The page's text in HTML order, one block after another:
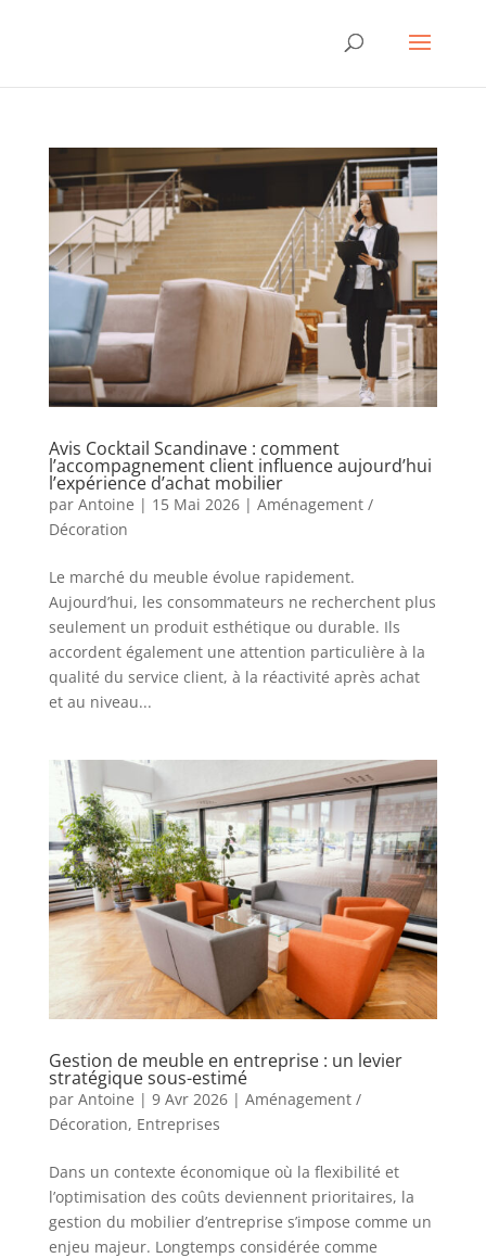
Avis Cocktail Scandinave : comment
l’accompagnement client influence aujourd’hui
l’expérience d’achat mobilier
par Antoine | 15 Mai 2026| Aménagement /
Décoration
Le marché du meuble évolue rapidement.
Aujourd’hui, les consommateurs ne recherchent plus
seulement un produit esthétique ou durable. Ils
accordent également une attention particulière à la
qualité du service client, à la réactivité après achat
et au niveau...
Gestion de meuble en entreprise : un levier
stratégique sous-estimé
par Antoine | 9 Avr 2026| Aménagement /
Décoration, Entreprises
Dans un contexte économique où la flexibilité et
l’optimisation des coûts deviennent prioritaires, la
gestion du mobilier d’entreprise s’impose comme un
enjeu majeur. Longtemps considérée comme